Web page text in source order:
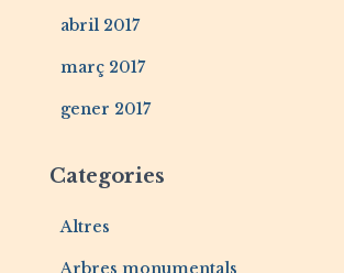
abril 2017
març 2017
gener 2017
Categories
Altres
Arbres monumentals